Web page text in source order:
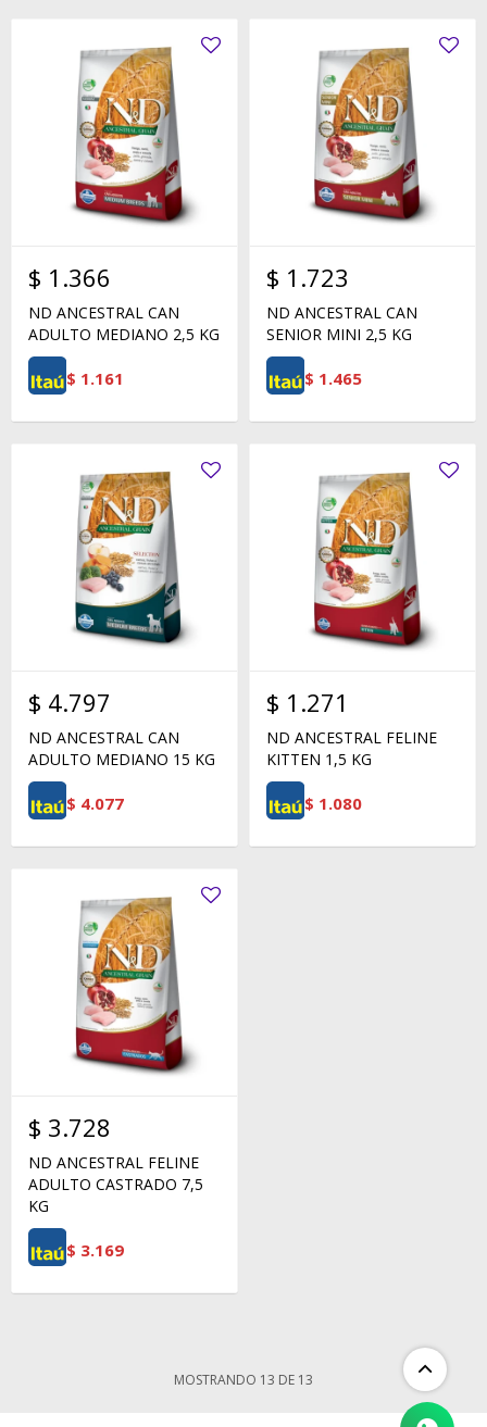
$ 1.366
ND ANCESTRAL CAN
ADULTO MEDIANO 2,5 KG
$ 1.161
$ 1.723
ND ANCESTRAL CAN
SENIOR MINI 2,5 KG
$ 1.465
$ 4.797
ND ANCESTRAL CAN
ADULTO MEDIANO 15 KG
$ 4.077
$ 1.271
ND ANCESTRAL FELINE
KITTEN 1,5 KG
$ 1.080
$ 3.728
ND ANCESTRAL FELINE
ADULTO CASTRADO 7,5
KG
$ 3.169
MOSTRANDO 13 DE 13